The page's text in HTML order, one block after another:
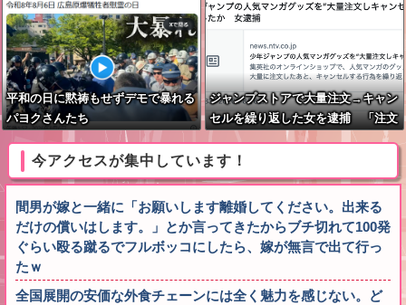
平和の日に黙祷もせずデモで暴れる
パヨクさんたち
ジャンプストアで大量注文→キャン
セルを繰り返した女を逮捕 「注文
で欲求が満たされた」総額43億円
今アクセスが集中しています！
間男が嫁と一緒に「お願いします離婚してください。出来る
だけの償いはします。」とか言ってきたからブチ切れて100発
ぐらい殴る蹴るでフルボッコにしたら、嫁が無言で出て行っ
たｗ
全国展開の安価な外食チェーンには全く魅力を感じない。ど